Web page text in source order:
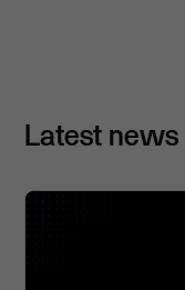
Latest news